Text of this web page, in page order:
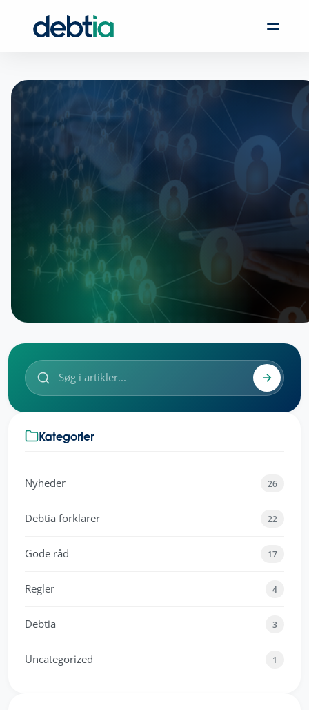
Udgivet: 26. februar 2023 kl. 12:00
Kategorier
Nyheder 26
Debtia forklarer 22
Gode råd 17
Regler 4
Debtia 3
Uncategorized 1